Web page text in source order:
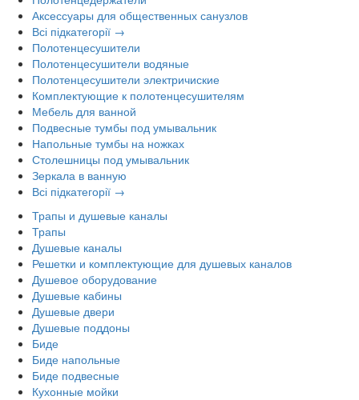
Аксессуары для общественных санузлов
Всі підкатегорії →
Полотенцесушители
Полотенцесушители водяные
Полотенцесушители электричиские
Комплектующие к полотенцесушителям
Мебель для ванной
Подвесные тумбы под умывальник
Напольные тумбы на ножках
Столешницы под умывальник
Зеркала в ванную
Всі підкатегорії →
Трапы и душевые каналы
Трапы
Душевые каналы
Решетки и комплектующие для душевых каналов
Душевое оборудование
Душевые кабины
Душевые двери
Душевые поддоны
Биде
Биде напольные
Биде подвесные
Кухонные мойки